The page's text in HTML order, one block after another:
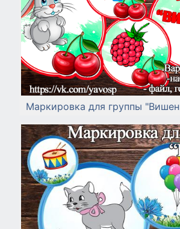
Маркировка для группы